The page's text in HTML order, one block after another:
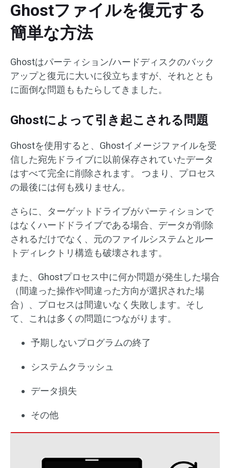
Ghostファイルを復元する
簡単な方法
Ghostはパーティション/ハードディスクのバック
アップと復元に大いに役立ちますが、それととも
に面倒な問題ももたらしてきました。
Ghostによって引き起こされる問題
Ghostを使用すると、Ghostイメージファイルを受
信した宛先ドライブに以前保存されていたデータ
はすべて完全に削除されます。 つまり、プロセス
の最後には何も残りません。
さらに、ターゲットドライブがパーティションで
はなくハードドライブである場合、データが削除
されるだけでなく、元のファイルシステムとルー
トディレクトリ構造も破壊されます。
また、Ghostプロセス中に何か問題が発生した場合
（間違った操作や間違った方向が選択された場
合）、プロセスは間違いなく失敗します。そし
て、これは多くの問題につながります。
予期しないプログラムの終了
システムクラッシュ
データ損失
その他